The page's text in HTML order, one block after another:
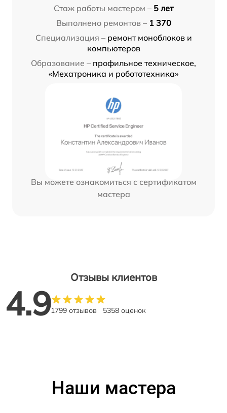
Стаж работы мастером – 5 лет
Выполнено ремонтов – 1 370
Специализация – ремонт моноблоков и
компьютеров
Образование – профильное техническое,
«Мехатроника и робототехника»
Вы можете ознакомиться с сертификатом
мастера
Отзывы клиентов
4.91799 отзывов 5358 оценок
Наши мастера